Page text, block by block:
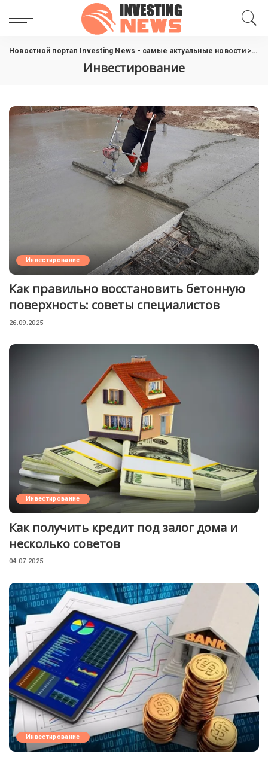
Новостной портал Investing News - самые актуальные новости>
Инвестирование
Инвестирование
Как правильно восстановить бетонную
поверхность: советы специалистов
26.09.2025
Инвестирование
Как получить кредит под залог дома и
несколько советов
04.07.2025
Инвестирование